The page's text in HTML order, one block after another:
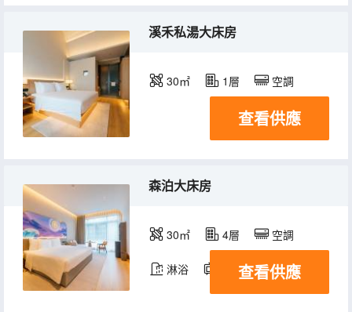
溪禾私湯大床房
30㎡ 1層 空調
查看供應
森泊大床房
30㎡ 4層 空調
淋浴 電視機
查看供應